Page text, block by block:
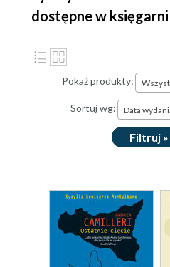
dostępne w
Pokaż produkty:
Sortuj wg: Data
Filtruj »